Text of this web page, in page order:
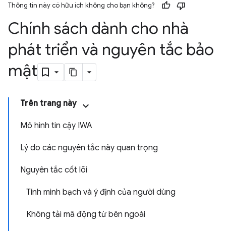
Thông tin này có hữu ích không cho bạn không?
Chính sách dành cho nhà
phát triển và nguyên tắc bảo
mật
Trên trang này
Mô hình tin cậy IWA
Lý do các nguyên tắc này quan trọng
Nguyên tắc cốt lõi
Tính minh bạch và ý định của người dùng
Không tải mã động từ bên ngoài